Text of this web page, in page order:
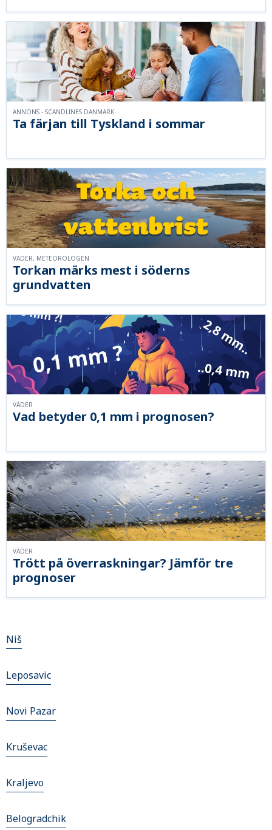
Ta färjan till Tyskland i sommar
ANNONS - SCANDLINES DANMARK
Torkan märks mest i söderns
grundvatten
VÄDER, METEOROLOGEN
Vad betyder 0,1 mm i prognosen?
VÄDER
Trött på överraskningar? Jämför tre
prognoser
VÄDER
Niš
Leposavic
Novi Pazar
Kruševac
Kraljevo
Belogradchik